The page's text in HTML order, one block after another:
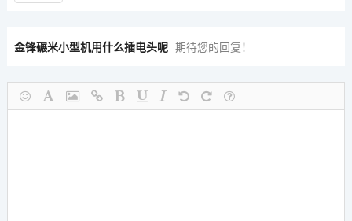
金锋碾米小型机用什么插电头呢 期待您的回复！